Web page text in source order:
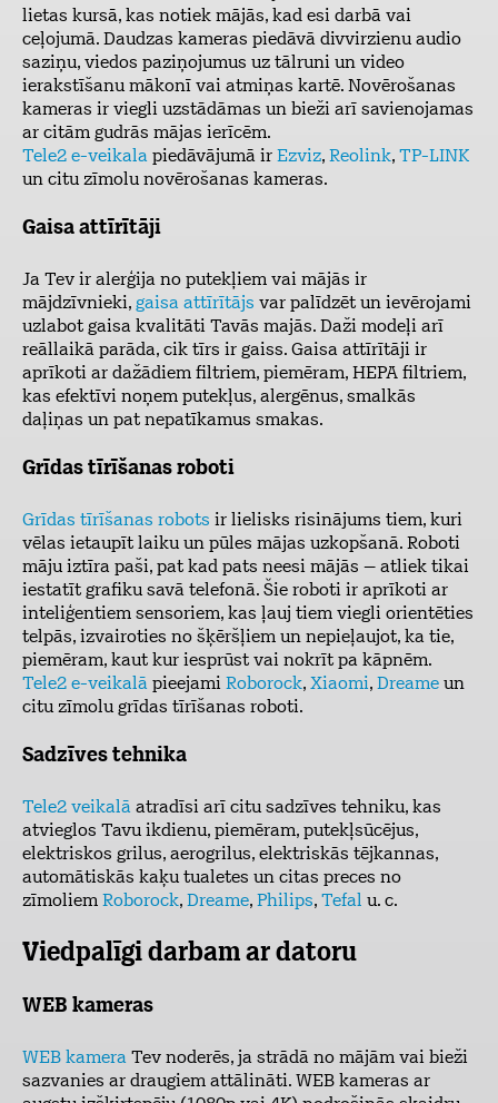
lietas kursā, kas notiek mājās, kad esi darbā vai
ceļojumā. Daudzas kameras piedāvā divvirzienu audio
saziņu, viedos paziņojumus uz tālruni un video
ierakstīšanu mākonī vai atmiņas kartē. Novērošanas
kameras ir viegli uzstādāmas un bieži arī savienojamas
ar citām gudrās mājas ierīcēm.
Tele2 e-veikala piedāvājumā ir Ezviz, Reolink, TP-LINK
un citu zīmolu novērošanas kameras.
Gaisa attīrītāji
Ja Tev ir alerģija no putekļiem vai mājās ir
mājdzīvnieki, gaisa attīrītājs var palīdzēt un ievērojami
uzlabot gaisa kvalitāti Tavās majās. Daži modeļi arī
reāllaikā parāda, cik tīrs ir gaiss. Gaisa attīrītāji ir
aprīkoti ar dažādiem filtriem, piemēram, HEPA filtriem,
kas efektīvi noņem putekļus, alergēnus, smalkās
daļiņas un pat nepatīkamus smakas.
Grīdas tīrīšanas roboti
Grīdas tīrīšanas robots ir lielisks risinājums tiem, kuri
vēlas ietaupīt laiku un pūles mājas uzkopšanā. Roboti
māju iztīra paši, pat kad pats neesi mājās – atliek tikai
iestatīt grafiku savā telefonā. Šie roboti ir aprīkoti ar
inteliģentiem sensoriem, kas ļauj tiem viegli orientēties
telpās, izvairoties no šķēršļiem un nepieļaujot, ka tie,
piemēram, kaut kur iesprūst vai nokrīt pa kāpnēm.
Tele2 e-veikalā pieejami Roborock, Xiaomi, Dreame un
citu zīmolu grīdas tīrīšanas roboti.
Sadzīves tehnika
Tele2 veikalā atradīsi arī citu sadzīves tehniku, kas
atvieglos Tavu ikdienu, piemēram, putekļsūcējus,
elektriskos grilus, aerogrilus, elektriskās tējkannas,
automātiskās kaķu tualetes un citas preces no
zīmoliem Roborock, Dreame, Philips, Tefal u. c.
Viedpalīgi darbam ar datoru
WEB kameras
WEB kamera Tev noderēs, ja strādā no mājām vai bieži
sazvanies ar draugiem attālināti. WEB kameras ar